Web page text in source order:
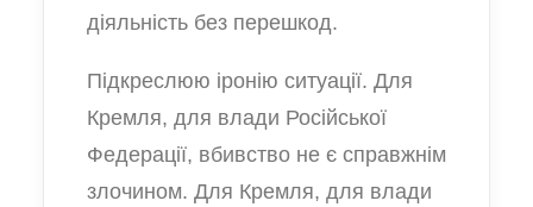
діяльність без перешкод.
Підкреслюю іронію ситуації. Для
Кремля, для влади Російської
Федерації, вбивство не є справжнім
злочином. Для Кремля, для влади